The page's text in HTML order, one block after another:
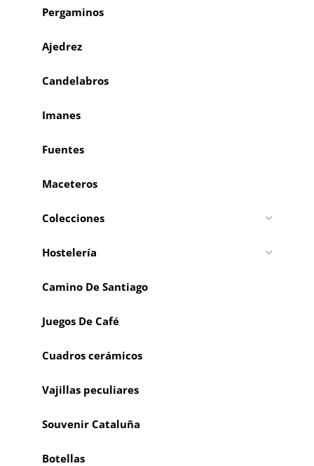
Pergaminos
Ajedrez
Candelabros
Imanes
Fuentes
Maceteros
Colecciones
Hostelería
Camino De Santiago
Juegos De Café
Cuadros cerámicos
Vajillas peculiares
Souvenir Cataluña
Botellas